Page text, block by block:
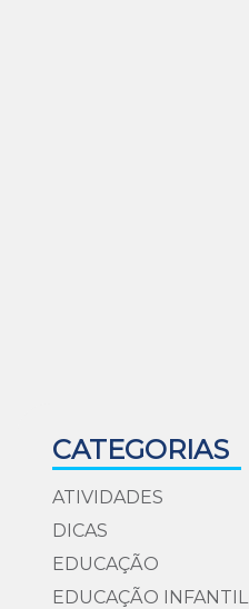
CATEGORIAS
ATIVIDADES
DICAS
EDUCAÇÃO
EDUCAÇÃO INFANTIL